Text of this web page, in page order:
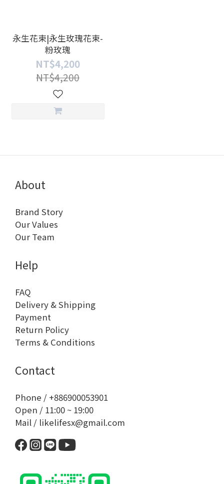
永生花束|永生玫瑰花束-
粉玫瑰
NT$4,200
NT$4,200
About
Brand Story
Our Values
Our Team
Help
FAQ
Delivery & Shipping
Payment
Return Policy
Terms & Conditions
Contact
Phone / +886900053901
Open / 11:00 ~ 19:00
Mail / likelifesx@gmail.com